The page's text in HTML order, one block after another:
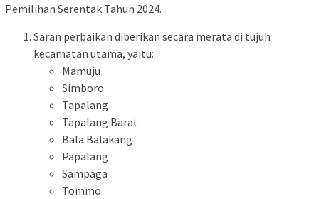
Pemilihan Serentak Tahun 2024.
Saran perbaikan diberikan secara merata di tujuh
kecamatan utama, yaitu:
Mamuju
Simboro
Tapalang
Tapalang Barat
Bala Balakang
Papalang
Sampaga
Tommo